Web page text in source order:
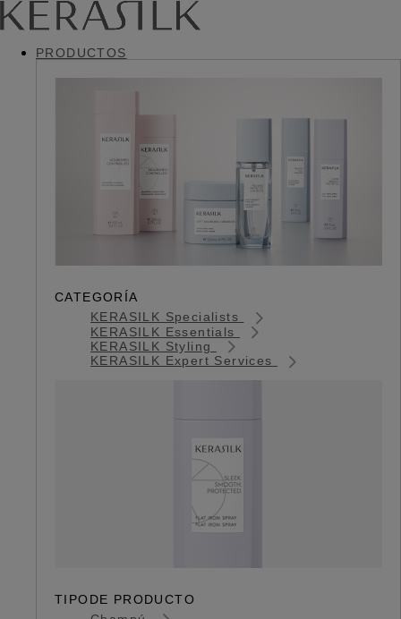
PRODUCTOS
CATEGORÍA
KERASILK Specialists
KERASILK Essentials
KERASILK Styling
KERASILK Expert Services
TIPODE PRODUCTO